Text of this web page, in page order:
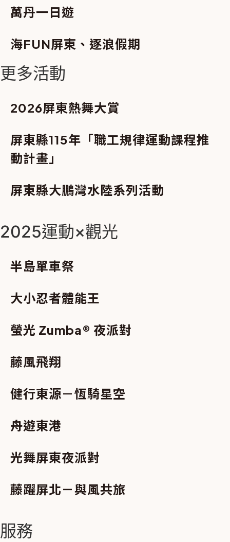
萬丹一日遊
海FUN屏東、逐浪假期
更多活動
2026屏東熱舞大賞
屏東縣115年「職工規律運動課程推
動計畫」
屏東縣大鵬灣水陸系列活動
2025運動×觀光
半島單車祭
大小忍者體能王
螢光 Zumba® 夜派對
藤風飛翔
健行東源－恆騎星空
舟遊東港
光舞屏東夜派對
藤躍屏北－與風共旅
服務